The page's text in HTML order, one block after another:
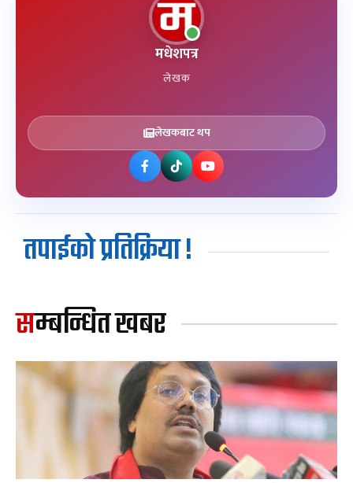
मधेशपत्र
लेखक
लेखकबाट थप
तपाईको प्रतिक्रिया !
सम्बन्धित खबर